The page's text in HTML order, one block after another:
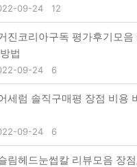
09-24 12
진코리아구독 평가후기모음
법
09-24 6
세럼 솔직구매평 장점 비용
09-24 6
림헤드눈썹칼 리뷰모음 장